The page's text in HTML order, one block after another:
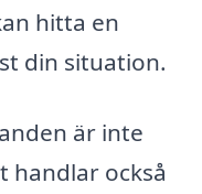
hitta en
din situation.
är inte
handlar också